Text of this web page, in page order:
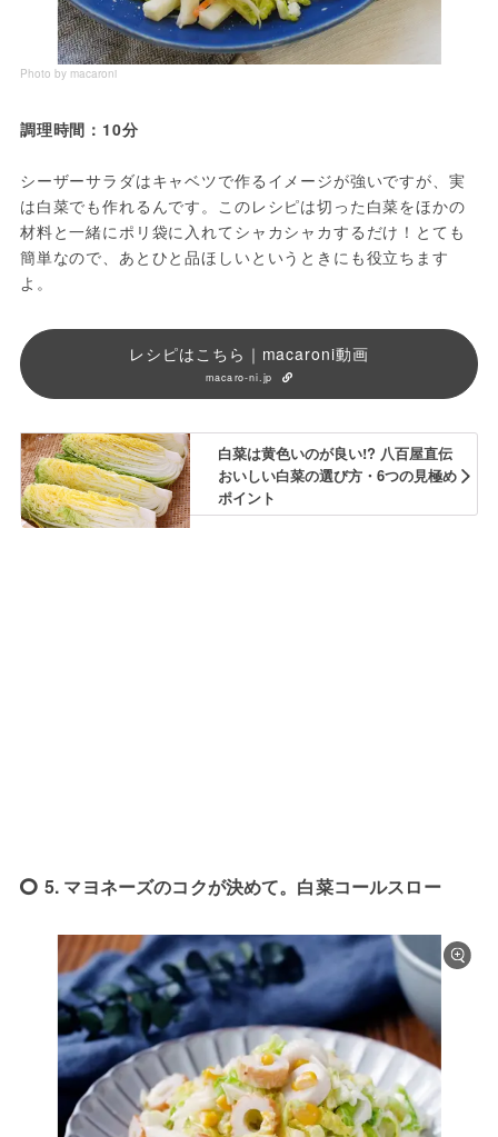
Photo by macaroni
調理時間：10分
シーザーサラダはキャベツで作るイメージが強いですが、実
は白菜でも作れるんです。このレシピは切った白菜をほかの
材料と一緒にポリ袋に入れてシャカシャカするだけ！とても
簡単なので、あとひと品ほしいというときにも役立ちます
よ。
レシピはこちら｜macaroni動画
macaro-ni.jp
白菜は黄色いのが良い!? 八百屋直伝
おいしい白菜の選び方・6つの見極め
ポイント
5. マヨネーズのコクが決めて。白菜コールスロー